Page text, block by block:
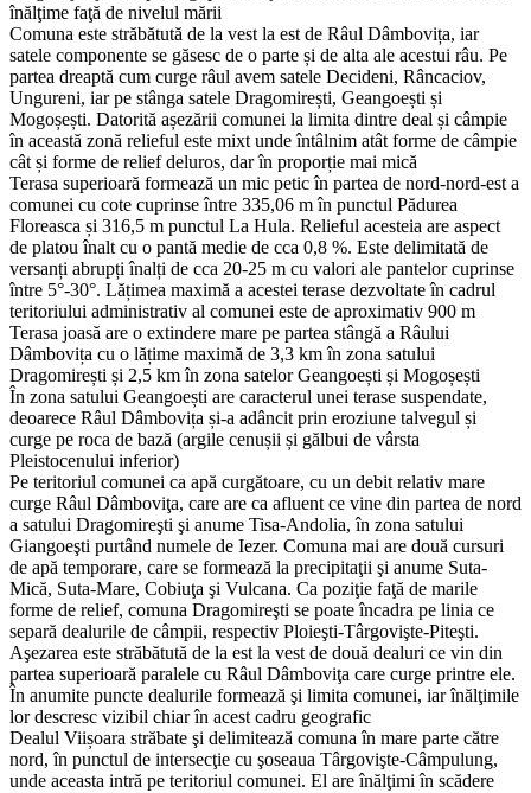
înălţime faţă de nivelul mării
Comuna este străbătută de la vest la est de Râul Dâmbovița, iar
satele componente se găsesc de o parte și de alta ale acestui râu. Pe
partea dreaptă cum curge râul avem satele Decideni, Râncaciov,
Ungureni, iar pe stânga satele Dragomirești, Geangoești și
Mogoșești. Datorită așezării comunei la limita dintre deal și câmpie
în această zonă relieful este mixt unde întâlnim atât forme de câmpie
cât și forme de relief deluros, dar în proporție mai mică
Terasa superioară formează un mic petic în partea de nord-nord-est a
comunei cu cote cuprinse între 335,06 m în punctul Pădurea
Floreasca și 316,5 m punctul La Hula. Relieful acesteia are aspect
de platou înalt cu o pantă medie de cca 0,8 %. Este delimitată de
versanți abrupți înalți de cca 20-25 m cu valori ale pantelor cuprinse
între 5°-30°. Lățimea maximă a acestei terase dezvoltate în cadrul
teritoriului administrativ al comunei este de aproximativ 900 m
Terasa joasă are o extindere mare pe partea stângă a Râului
Dâmbovița cu o lățime maximă de 3,3 km în zona satului
Dragomirești și 2,5 km în zona satelor Geangoești și Mogoșești
În zona satului Geangoești are caracterul unei terase suspendate,
deoarece Râul Dâmbovița și-a adâncit prin eroziune talvegul și
curge pe roca de bază (argile cenușii și gălbui de vârsta
Pleistocenului inferior)
Pe teritoriul comunei ca apă curgătoare, cu un debit relativ mare
curge Râul Dâmboviţa, care are ca afluent ce vine din partea de nord
a satului Dragomireşti şi anume Tisa-Andolia, în zona satului
Giangoeşti purtând numele de Iezer. Comuna mai are două cursuri
de apă temporare, care se formează la precipitaţii şi anume Suta-
Mică, Suta-Mare, Cobiuţa şi Vulcana. Ca poziţie faţă de marile
forme de relief, comuna Dragomireşti se poate încadra pe linia ce
separă dealurile de câmpii, respectiv Ploieşti-Târgovişte-Piteşti.
Aşezarea este străbătută de la est la vest de două dealuri ce vin din
partea superioară paralele cu Râul Dâmboviţa care curge printre ele.
În anumite puncte dealurile formează şi limita comunei, iar înălţimile
lor descresc vizibil chiar în acest cadru geografic
Dealul Viișoara străbate şi delimitează comuna în mare parte către
nord, în punctul de intersecţie cu şoseaua Târgovişte-Câmpulung,
unde aceasta intră pe teritoriul comunei. El are înălţimi în scădere